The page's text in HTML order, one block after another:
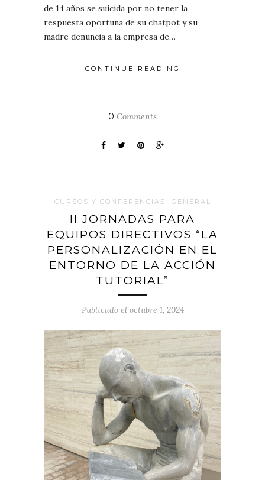
de 14 años se suicida por no tener la
respuesta oportuna de su chatpot y su
madre denuncia a la empresa de…
CONTINUE READING
0 Comments
CURSOS Y CONFERENCIAS GENERAL
II JORNADAS PARA
EQUIPOS DIRECTIVOS “LA
PERSONALIZACIÓN EN EL
ENTORNO DE LA ACCIÓN
TUTORIAL”
Publicado el octubre 1, 2024